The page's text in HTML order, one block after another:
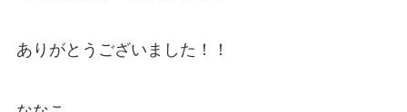
ありがとうございました！！